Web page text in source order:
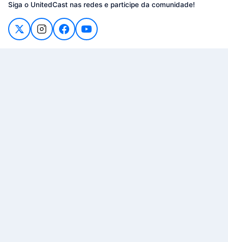
Siga o UnitedCast nas redes e participe da comunidade!